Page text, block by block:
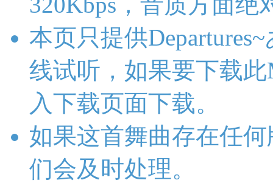
本页只提供
线试听，如果要下载
入下载页面下载。
如果这首舞曲存在任
们会及时处理。